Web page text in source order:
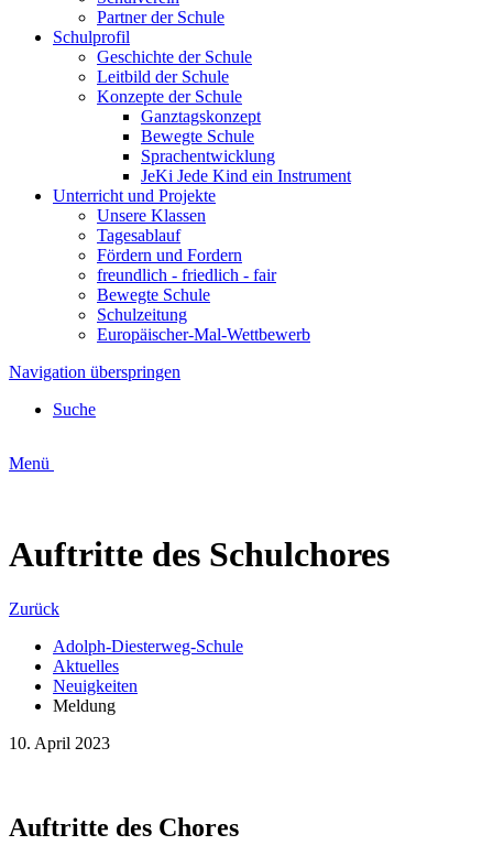
Partner der Schule
Schulprofil
Geschichte der Schule
Leitbild der Schule
Konzepte der Schule
Ganztagskonzept
Bewegte Schule
Sprachentwicklung
JeKi Jede Kind ein Instrument
Unterricht und Projekte
Unsere Klassen
Tagesablauf
Fördern und Fordern
freundlich - friedlich - fair
Bewegte Schule
Schulzeitung
Europäischer-Mal-Wettbewerb
Navigation überspringen
Suche
Menü
Auftritte des Schulchores
Zurück
Adolph-Diesterweg-Schule
Aktuelles
Neuigkeiten
Meldung
10. April 2023
Auftritte des Chores